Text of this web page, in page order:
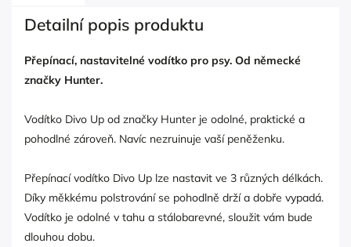
Detailní popis produktu
Přepínací, nastavitelné vodítko pro psy. Od německé
značky Hunter.
Vodítko Divo Up od značky Hunter je odolné, praktické a
pohodlné zároveň. Navíc nezruinuje vaší peněženku.
Přepínací vodítko Divo Up lze nastavit ve 3 různých délkách.
Díky měkkému polstrování se pohodlně drží a dobře vypadá.
Vodítko je odolné v tahu a stálobarevné, sloužit vám bude
dlouhou dobu.